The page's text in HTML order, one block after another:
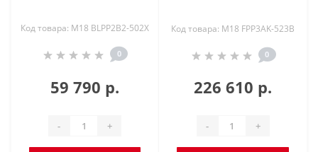
Код товара: M18 BLPP2B2-502X
0
59 790 р.
- +
Код товара: M18 FPP3AK-523B
0
226 610 р.
- +